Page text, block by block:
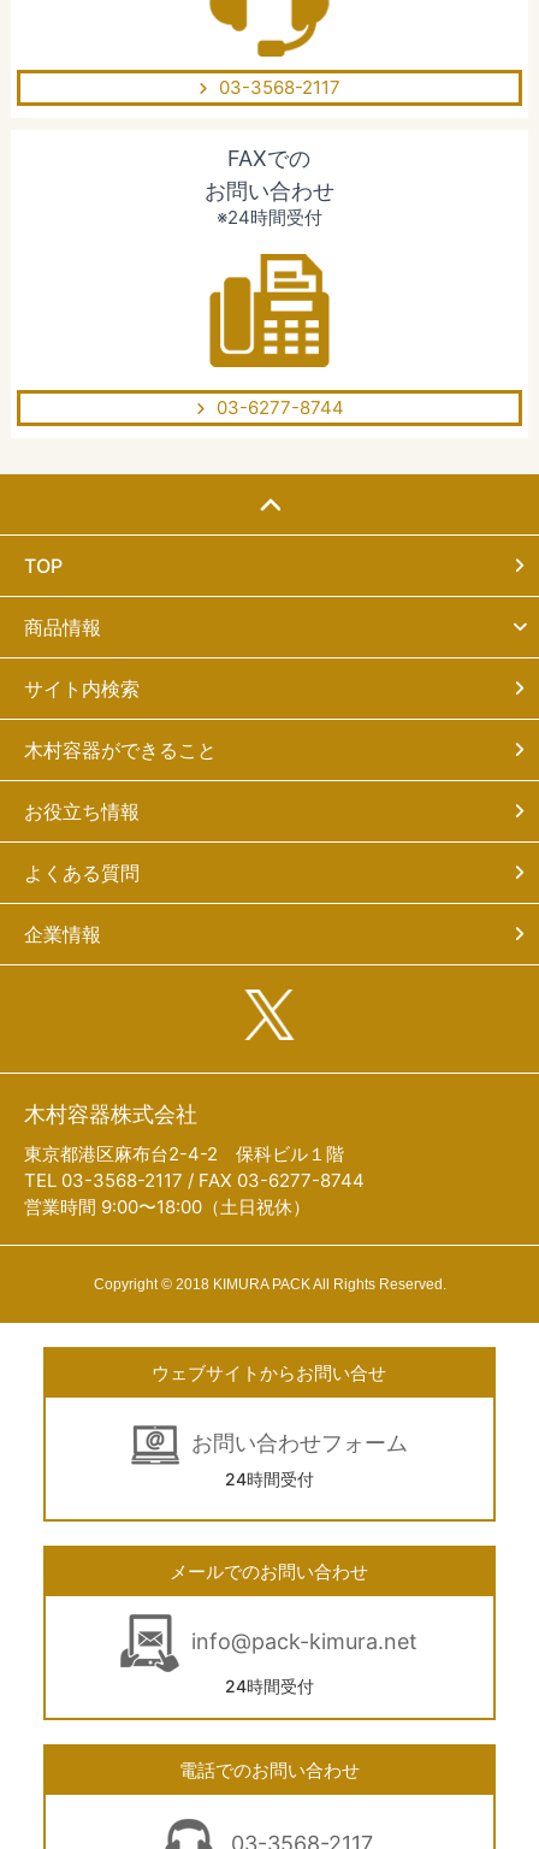
03-3568-2117
FAXでの
お問い合わせ
※24時間受付
03-6277-8744
TOP
商品情報
サイト内検索
木村容器ができること
お役立ち情報
よくある質問
企業情報
木村容器株式会社
東京都港区麻布台2-4-2 保科ビル１階
TEL 03-3568-2117 / FAX 03-6277-8744
営業時間 9:00〜18:00（土日祝休）
Copyright © 2018 KIMURA PACK All Rights Reserved.
ウェブサイトからお問い合せ
お問い合わせフォーム
24時間受付
メールでのお問い合わせ
info@pack-kimura.net
24時間受付
電話でのお問い合わせ
03-3568-2117